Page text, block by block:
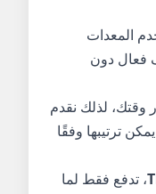
المعدات
فعال دون
وقتك، لذلك نقدم
ترتيبها وفقًا
، تدفع فقط لما